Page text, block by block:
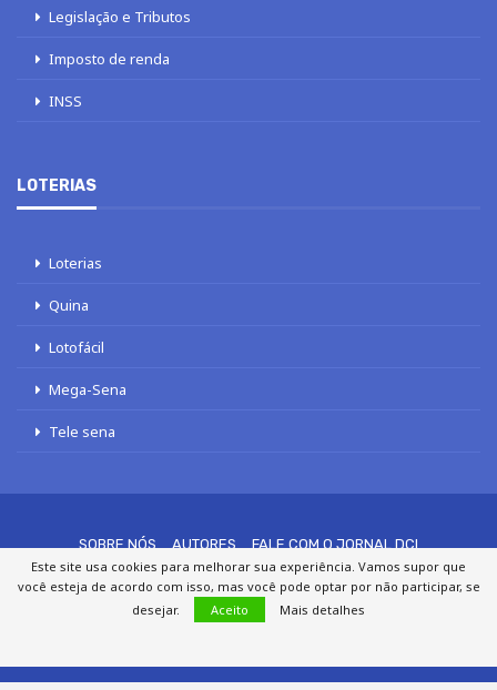
Legislação e Tributos
Imposto de renda
INSS
LOTERIAS
Loterias
Quina
Lotofácil
Mega-Sena
Tele sena
SOBRE NÓS AUTORES
FALE COM O JORNAL DCI
POLÍTICA DE PRIVACIDADE
TERMOS DE USO SITEMAP
Este site usa cookies para melhorar sua experiência. Vamos supor que
você esteja de acordo com isso, mas você pode optar por não participar, se
desejar.
Aceito Mais detalhes